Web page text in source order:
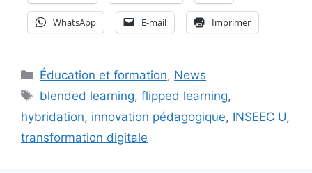
WhatsApp E-mail Imprimer
Catégories
Éducation et formation, News
Étiquettes
blended learning,flipped learning,
hybridation, innovation pédagogique, INSEEC U,
transformation digitale